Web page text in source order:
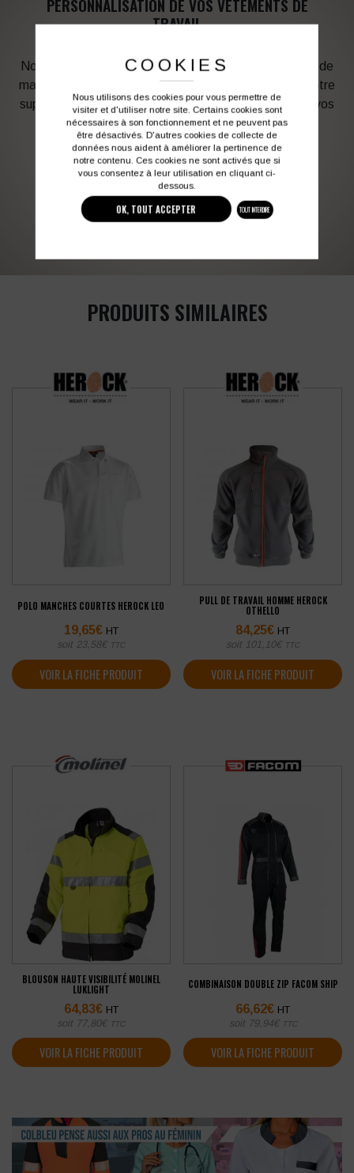
PERSONNALISATION DE VOS VÊTEMENTS DE
TRAVAIL
Notre graphiste connait les produits et les techniques de
marquage. Elle sera à votre service afin d’optimiser votre
support en fonction des contraintes techniques et de vos
besoins d’image. Profitez de son expérience !
Vous souhaitez avoir plus d’informations ?
03 27 28 87 86 contact@colbleu.fr
PRODUITS SIMILAIRES
POLO MANCHES COURTES HEROCK LEO
19,65€ HT
soit 23,58€ TTC
VOIR LA FICHE PRODUIT
PULL DE TRAVAIL HOMME HEROCK
OTHELLO
84,25€ HT
soit 101,10€ TTC
VOIR LA FICHE PRODUIT
BLOUSON HAUTE VISIBILITÉ MOLINEL
LUKLIGHT
64,83€ HT
soit 77,80€ TTC
VOIR LA FICHE PRODUIT
COMBINAISON DOUBLE ZIP FACOM SHIP
66,62€ HT
soit 79,94€ TTC
VOIR LA FICHE PRODUIT
COOKIES
Nous utilisons des cookies pour vous permettre de
visiter et d'utiliser notre site. Certains cookies sont
nécessaires à son fonctionnement et ne peuvent pas
être désactivés. D'autres cookies de collecte de
données nous aident à améliorer la pertinence de
notre contenu. Ces cookies ne sont activés que si
vous consentez à leur utilisation en cliquant ci-
dessous.
OK, TOUT ACCEPTER TOUT INTERDIRE